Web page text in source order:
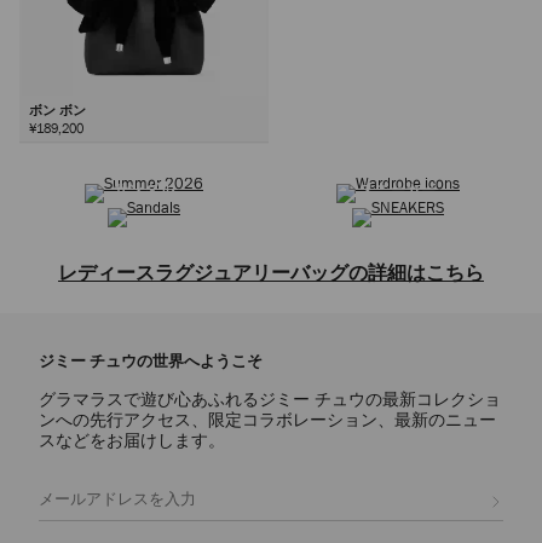
ボン ボン
¥189,200
サンダル
スニーカー
レディースラグジュアリーバッグの詳細はこちら
ルバッグ、ミニバッグ、クラッチバッグなどを取り揃えた、レディース
バッグコレクションをご覧ください。クラシックな定番デザインから洗
練されたモダンなスタイルまで、ジミー チュウのバッグは上質なレザ
ーやスエードなど、贅沢な素材で熟練の技によって仕上げられていま
す。ブランドを象徴するショルダーバッグのCINCH(シンチ)やDIAMOND
デザインを象徴する代表的なシグネチャーです。
ジミー チュウの世界へようこそ
グラマラスで遊び心あふれるジミー チュウの最新コレクショ
ンへの先行アクセス、限定コラボレーション、最新のニュー
スなどをお届けします。